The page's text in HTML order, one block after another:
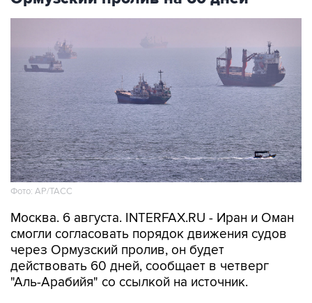
Фото: AP/ТАСС
Москва. 6 августа. INTERFAX.RU - Иран и Оман
смогли согласовать порядок движения судов
через Ормузский пролив, он будет
действовать 60 дней, сообщает в четверг
"Аль-Арабийя" со ссылкой на источник.